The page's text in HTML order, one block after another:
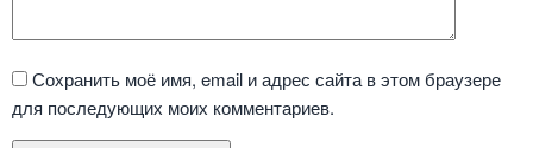
Сохранить моё имя, email и адрес сайта в этом браузере
для последующих моих комментариев.